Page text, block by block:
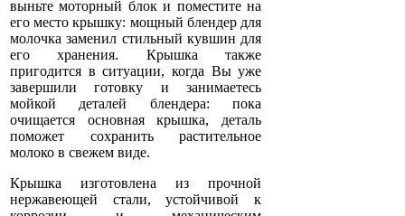
выньте моторный блок и поместите на
его место крышку: мощный блендер для
молочка заменил стильный кувшин для
его хранения. Крышка также
пригодится в ситуации, когда Вы уже
завершили готовку и занимаетесь
мойкой деталей блендера: пока
очищается основная крышка, деталь
поможет сохранить растительное
молоко в свежем виде.
Крышка изготовлена из прочной
нержавеющей стали, устойчивой к